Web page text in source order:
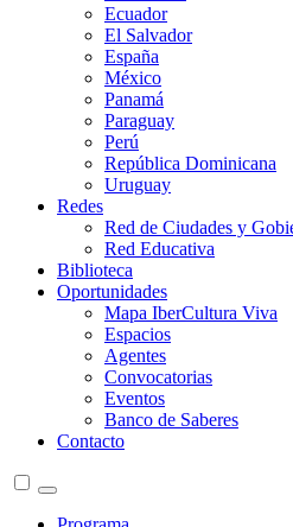
Ecuador
El Salvador
España
México
Panamá
Paraguay
Perú
República Dominicana
Uruguay
Redes
Red de Ciudades y
Red Educativa
Biblioteca
Oportunidades
Mapa IberCultura Viva
Espacios
Agentes
Convocatorias
Eventos
Banco de Saberes
Contacto